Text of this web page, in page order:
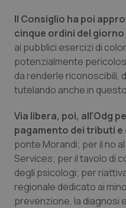
Provincia
Provincia
Puglia
Sicilia
Toscana
Umbria
Infezioni & Febbre
Ipertensione &
Malattie rare
Neuroscienze &
Obesità
Oftalmologia
Il Consiglio ha poi
cinque ordini del giorno
ai pubblici esercizi di
potenzialmente
da renderle riconoscibili,
tutelando anche in
Via libera, poi, all'Odg
pagamento dei tributi
ponte Morandi; per il no
Services; per il tavolo di
degli psicologi; per
regionale dedicato ai
prevenzione, la diagnosi